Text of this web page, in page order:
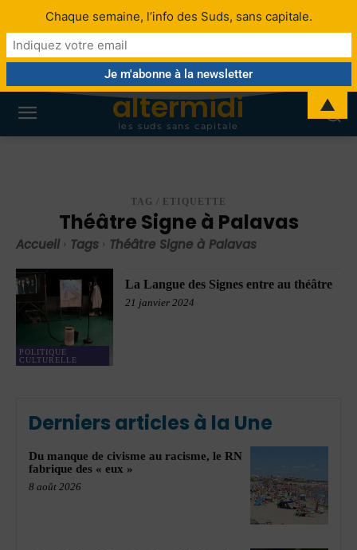
altermidi
les suds sans capitale
TAG / ETIQUETTE
Théâtre Signe à Palavas
Accueil Tags Théâtre Signe à Palavas
POLITIQUE
CULTURELLE
La Langue des Signes entre au théâtre
21 janvier 2024
Derniers articles à la Une
Du manque de civisme au racisme, le RN
fabrique des « eux »
8 août 2026
Chaque semaine, l’info des Suds, sans capitale.
▲